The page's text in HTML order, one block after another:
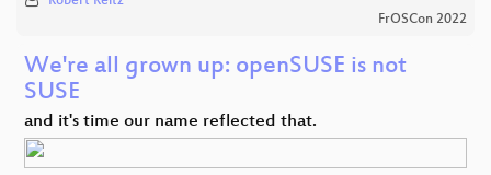
FrOSCon 2022
We're all grown up: openSUSE is not
SUSE
and it's time our name reflected that.